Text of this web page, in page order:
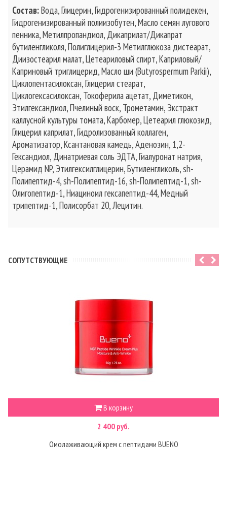
Состав:Вода, Глицерин, Гидрогенизированный полидекен,
Гидрогенизированный полиизобутен, Масло семян лугового
пенника, Метилпропандиол, Дикаприлат/Дикапрат
бутиленгликоля, Полиглицерил-3 Метилглюкоза дистеарат,
Диизостеарил малат, Цетеариловый спирт, Каприловый/
Каприновый триглицерид, Масло ши (Butyrospermum Parkii),
Циклопентасилоксан, Глицерил стеарат,
Циклогексасилоксан, Токоферила ацетат, Диметикон,
Этилгександиол, Пчелиный воск, Трометамин, Экстракт
каллусной культуры томата, Карбомер, Цетеарил глюкозид,
Глицерил каприлат, Гидролизованный коллаген,
Ароматизатор, Ксантановая камедь, Аденозин, 1,2-
Гександиол, Динатриевая соль ЭДТА, Гиалуронат натрия,
Церамид NP, Этилгексилглицерин, Бутиленгликоль, sh-
Полипептид-4, sh-Полипептид-16, sh-Полипептид-1, sh-
Олигопептид-1, Ниациноил гексапептид-44, Медный
трипептид-1, Полисорбат 20, Лецитин.
CОПУТСТВУЮЩИЕ
В корзину
2 400 руб.
Омолаживающий крем с пептидами BUENO